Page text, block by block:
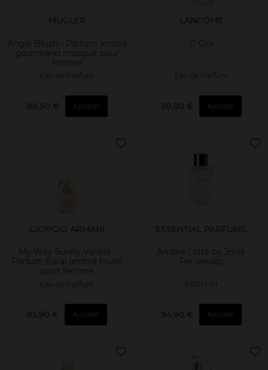
MUGLER
Angel Blush - Parfum ambré
gourmand musqué pour
femme
Eau de Parfum
89,90 € Ajouter
LANCÔME
Ô Oui
Eau de Parfum
89,90 € Ajouter
GIORGIO ARMANI
My Way Sunny Vanilla -
Parfum floral ambré fruité
pour femme
Eau de Parfum
85,90 € Ajouter
ESSENTIAL PARFUMS
Ambre Latte by Jordi
Fernandez
PARFUM
94,90 € Ajouter